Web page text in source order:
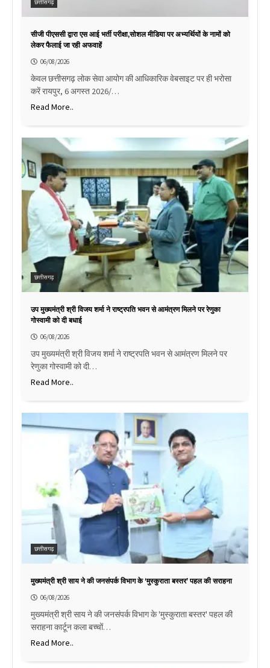
छत्तीसगढ़
सीजी पीएससी द्वारा एस आई भर्ती परीक्षा,सोशल मीडिया पर अभ्यर्थियों के नामों को
लेकर फैलाई जा रही अफवाहें
06/08/2026
केवल छत्तीसगढ़ लोक सेवा आयोग की आधिकारिक वेबसाइट पर ही भरोसा
करें रायपुर, 6 अगस्त 2026/…
Read More..
छत्तीसगढ़
उप मुख्यमंत्री श्री विजय शर्मा ने राष्ट्रपति भवन से आमंत्रण मिलने पर रेणुका
गोस्वामी को दी बधाई
06/08/2026
उप मुख्यमंत्री श्री विजय शर्मा ने राष्ट्रपति भवन से आमंत्रण मिलने पर
रेणुका गोस्वामी को दी…
Read More..
छत्तीसगढ़
मुख्यमंत्री श्री साय ने की जनसंपर्क विभाग के ‘मुस्कुराता बस्तर’ पहल की सराहना
06/08/2026
मुख्यमंत्री श्री साय ने की जनसंपर्क विभाग के 'मुस्कुराता बस्तर' पहल की
सराहना कार्टून कला बच्चों…
Read More..